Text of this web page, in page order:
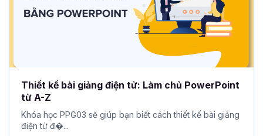
Thiết kế bài giảng điện tử: Làm chủ PowerPoint
từ A-Z
Khóa học PPG03 sẽ giúp bạn biết cách thiết kế bài giảng
điện tử đ�...